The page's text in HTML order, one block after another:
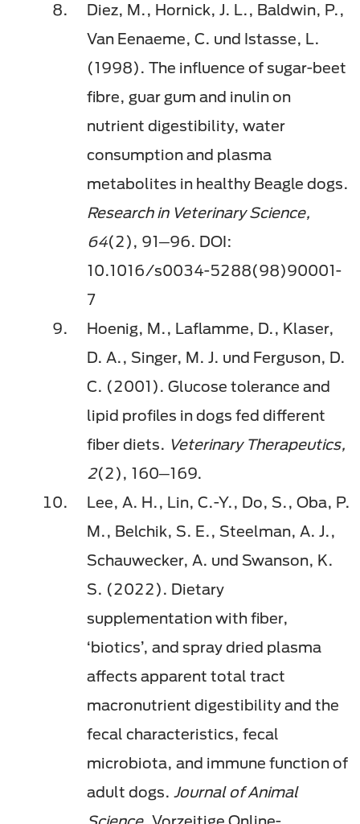
Diez, M., Hornick, J. L., Baldwin, P.,
Van Eenaeme, C. und Istasse, L.
(1998). The influence of sugar-beet
fibre, guar gum and inulin on
nutrient digestibility, water
consumption and plasma
metabolites in healthy Beagle dogs.
Research in Veterinary Science,
64(2), 91─96. DOI:
10.1016/s0034-5288(98)90001-
7
Hoenig, M., Laflamme, D., Klaser,
D. A., Singer, M. J. und Ferguson, D.
C. (2001). Glucose tolerance and
lipid profiles in dogs fed different
fiber diets. Veterinary Therapeutics,
2(2), 160─169.
Lee, A. H., Lin, C.-Y., Do, S., Oba, P.
M., Belchik, S. E., Steelman, A. J.,
Schauwecker, A. und Swanson, K.
S. (2022). Dietary
supplementation with fiber,
‘biotics’, and spray dried plasma
affects apparent total tract
macronutrient digestibility and the
fecal characteristics, fecal
microbiota, and immune function of
adult dogs. Journal of Animal